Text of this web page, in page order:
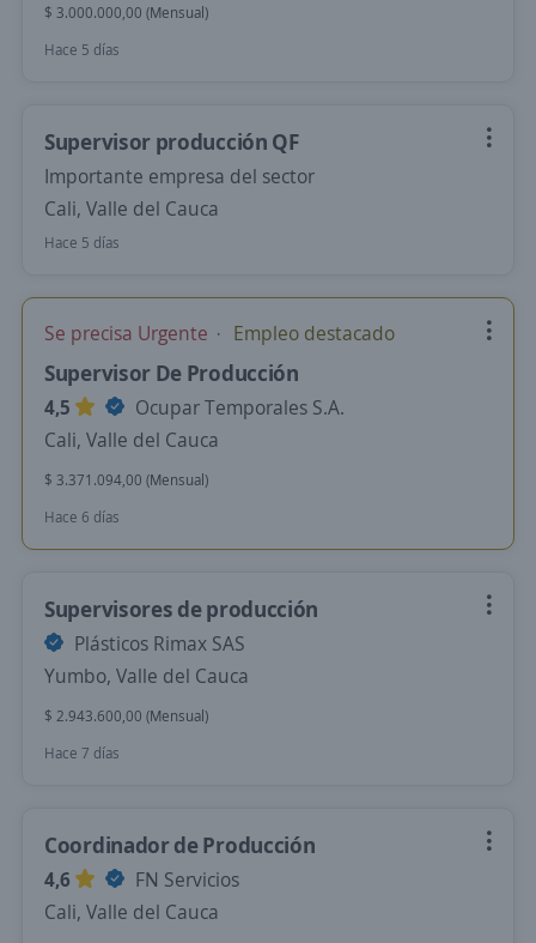
$ 3.000.000,00 (Mensual)
Hace 5 días
Supervisor producción QF
Importante empresa del sector
Cali, Valle del Cauca
Hace 5 días
Se precisa Urgente Empleo destacado
Supervisor De Producción
4,5
Ocupar Temporales S.A.
Cali, Valle del Cauca
$ 3.371.094,00 (Mensual)
Hace 6 días
Supervisores de producción
Plásticos Rimax SAS
Yumbo, Valle del Cauca
$ 2.943.600,00 (Mensual)
Hace 7 días
Coordinador de Producción
4,6
FN Servicios
Cali, Valle del Cauca